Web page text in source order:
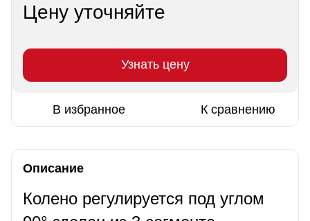
Цену уточняйте
Узнать цену
В избранное К сравнению
Описание
Колено регулируется под углом